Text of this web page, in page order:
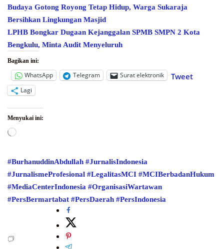
Budaya Gotong Royong Tetap Hidup, Warga Sukaraja
Bersihkan Lingkungan Masjid
LPHB Bongkar Dugaan Kejanggalan SPMB SMPN 2 Kota
Bengkulu, Minta Audit Menyeluruh
Bagikan ini:
WhatsApp Telegram Surat elektronik Tweet
Lagi
Menyukai ini:
Memuat...
#BurhanuddinAbdullah #JurnalisIndonesia
#JurnalismeProfesional #LegalitasMCI #MCIBerbadanHukum
#MediaCenterIndonesia #OrganisasiWartawan
#PersBermartabat #PersDaerah #PersIndonesia